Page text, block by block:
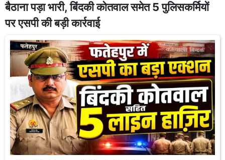
बैठाना पड़ा भारी, बिंदकी कोतवाल समेत 5 पुलिसकर्मियों
पर एसपी की बड़ी कार्रवाई